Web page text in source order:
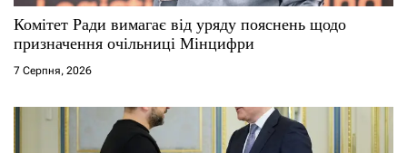
Комітет Ради вимагає від уряду пояснень щодо
призначення очільниці Мінцифри
7 Серпня, 2026